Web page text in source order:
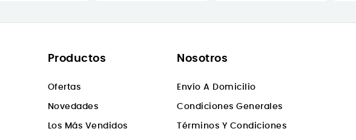
Productos
Ofertas
Novedades
Los Más Vendidos
Nosotros
Envío A Domicilio
Condiciones Generales
Términos Y Condiciones